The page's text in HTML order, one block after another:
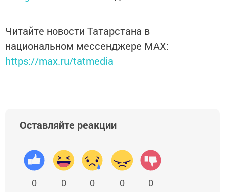
Читайте новости Татарстана в
национальном мессенджере MАХ:
https://max.ru/tatmedia
Оставляйте реакции
0 0 0 0 0